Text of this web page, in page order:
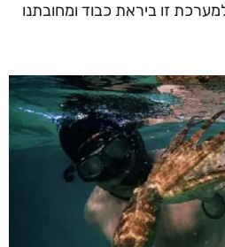
זו ביראת כבוד ומחובתנו